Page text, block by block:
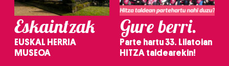
Eskaintzak
EUSKAL HERRIA
MUSEOA
Gure berri.
Parte hartu 33. Lilatoian
HITZA taldearekin!